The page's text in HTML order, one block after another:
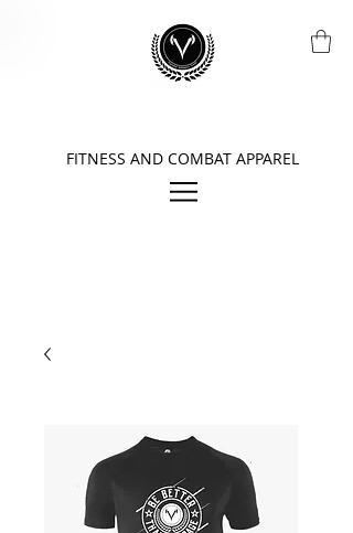
FITNESS AND COMBAT APPAREL